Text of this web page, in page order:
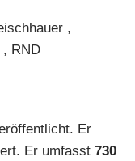
,
, RND
Er
Er umfasst 730